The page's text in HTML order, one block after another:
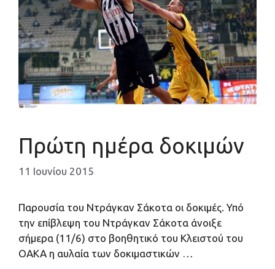
Πρώτη ημέρα δοκιμών
11 Ιουνίου 2015
Παρουσία του Ντράγκαν Σάκοτα οι δοκιμές. Υπό
την επίβλεψη του Ντράγκαν Σάκοτα άνοιξε
σήμερα (11/6) στο βοηθητικό του Κλειστού του
ΟΑΚΑ η αυλαία των δοκιμαστικών …